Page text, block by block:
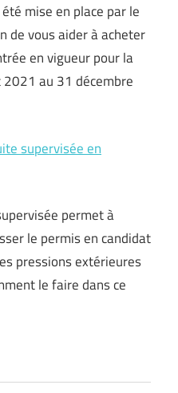
mise en place par le
de vous aider à acheter
en vigueur pour la
au 31 décembre
supervisée en
permet à
le permis en candidat
pressions extérieures
le faire dans ce